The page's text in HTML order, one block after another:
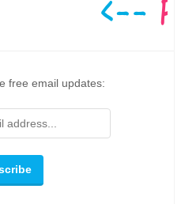
free email updates: